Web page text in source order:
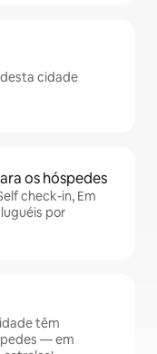
cidade
os hóspedes
check-in, Em
por
têm
— em